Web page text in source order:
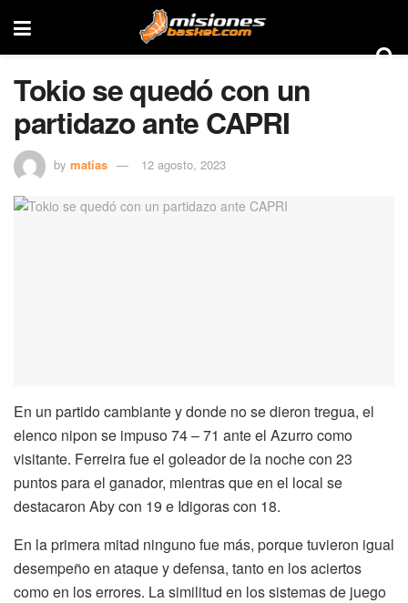
Tokio se quedó con un
partidazo ante CAPRI
by matias 12 agosto, 2023
En un partido cambiante y donde no se dieron tregua, el
elenco nipon se impuso 74 – 71 ante el Azurro como
visitante. Ferreira fue el goleador de la noche con 23
puntos para el ganador, mientras que en el local se
destacaron Aby con 19 e Idigoras con 18.
En la primera mitad ninguno fue más, porque tuvieron igual
desempeño en ataque y defensa, tanto en los aciertos
como en los errores. La similitud en los sistemas de juego